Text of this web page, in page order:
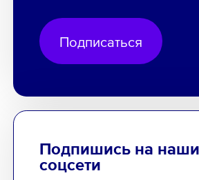
Подписаться
Подпишись на наши
соцсети